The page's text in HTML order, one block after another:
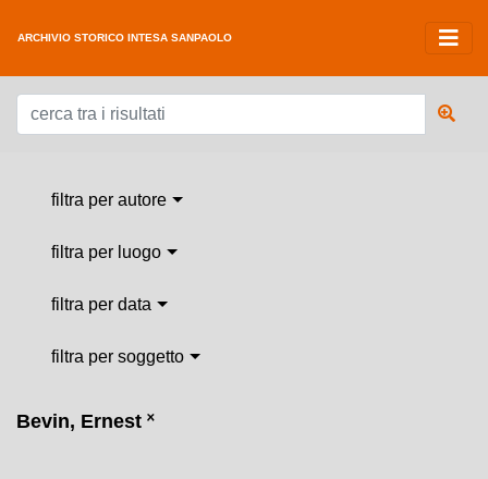
ARCHIVIO STORICO INTESA SANPAOLO
filtra per autore
filtra per luogo
filtra per data
filtra per soggetto
Bevin, Ernest ˟